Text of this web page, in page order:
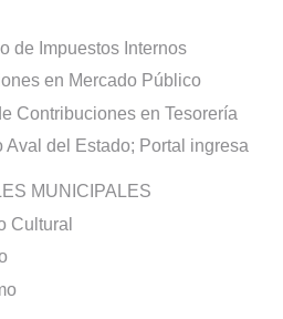
de Impuestos Internos
en Mercado Público
Contribuciones en Tesorería
Aval del Estado; Portal ingresa
MUNICIPALES
Cultural